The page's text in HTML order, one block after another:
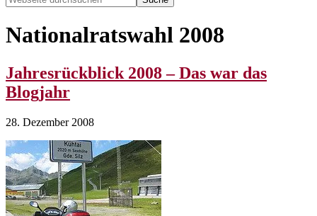
durchsuchen
Search
Nationalratswahl 2008
Jahresrückblick 2008 – Das war das
Blogjahr
28. Dezember 2008